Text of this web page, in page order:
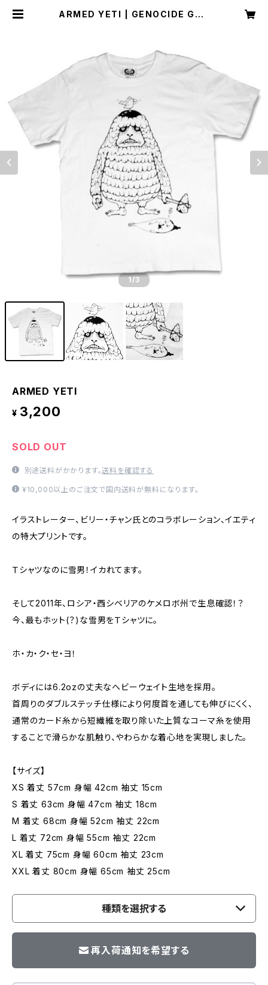
ARMED YETI | GENOCIDE GRA
1/3
ARMED YETI
¥ 3,200
SOLD OUT
別途送料がかかります。送料を確認する
¥10,000以上のご注文で国内送料が無料になります。
イラストレーター、ビリー・チャン氏とのコラボレーション、イエティ
の特大プリントです。
Ｔシャツなのに雪男！イカれてます。
そして2011年、ロシア・西シベリアのケメロボ州で生息確認！？
今、最もホット(？)な雪男をＴシャツに。
ホ・カ・ク・セ・ヨ！
ボディには6.2ozの丈夫なヘビーウェイト生地を採用。
首周りのダブルステッチ仕様により何度首を通しても伸びにくく、
通常のカード糸から短繊維を取り除いた上質なコーマ糸を使用
することで滑らかな肌触り、やわらかな着心地を実現しました。
【サイズ】
XS 着丈 57cm 身幅 42cm 袖丈 15cm
S 着丈 63cm 身幅 47cm 袖丈 18cm
M 着丈 68cm 身幅 52cm 袖丈 22cm
L 着丈 72cm 身幅 55cm 袖丈 22cm
XL 着丈 75cm 身幅 60cm 袖丈 23cm
XXL 着丈 80cm 身幅 65cm 袖丈 25cm
種類を選択する
再入荷通知を希望する